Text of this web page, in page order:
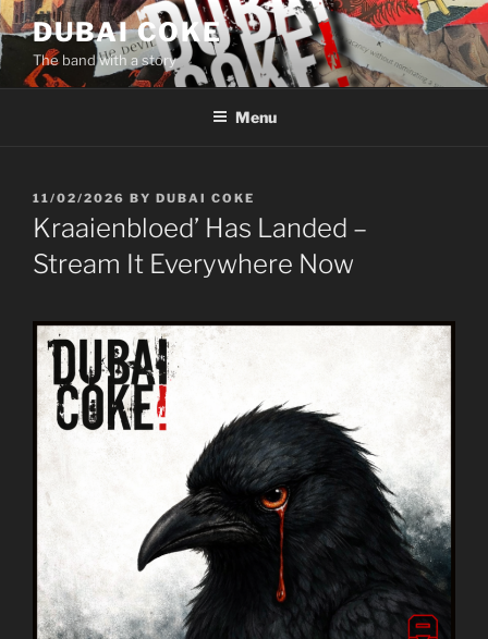
Skip
to
content
DUBAI COKE
The band with a story
Menu
POSTED
ON
11/02/2026 BY DUBAI COKE
Kraaienbloed’ Has Landed –
Stream It Everywhere Now